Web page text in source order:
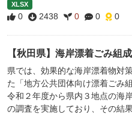
XLSX
0 2438 0 0 0
【秋田県】海岸漂着ごみ組
県では、効果的な海岸漂着物対
た「地方公共団体向け漂着ごみ
令和２年度から県内３地点の海
の調査を実施しており、その結